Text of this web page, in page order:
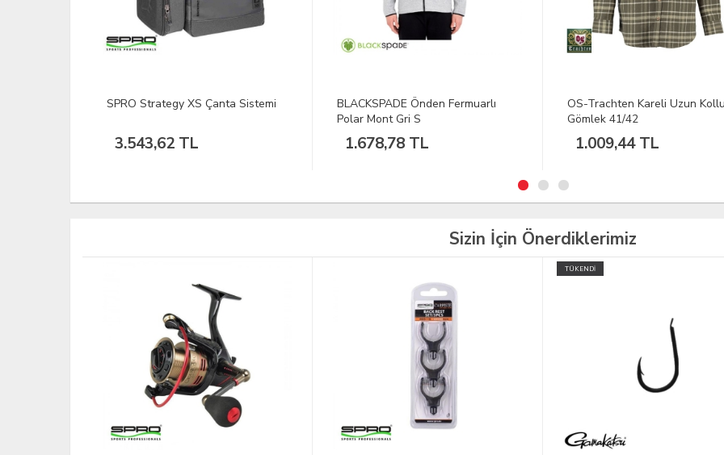
BLACKSPADE Önden Fermuarlı
1.678,78 TL
OS-Trachten Kareli Uzun Kollu
Gömlek 41/42
1.009,44 TL
DFT 2 Kişilik Çift Kat Yeşil Çadır
210x180x130cm
2.714,99 TL
Sizin İçin Önerdiklerimiz